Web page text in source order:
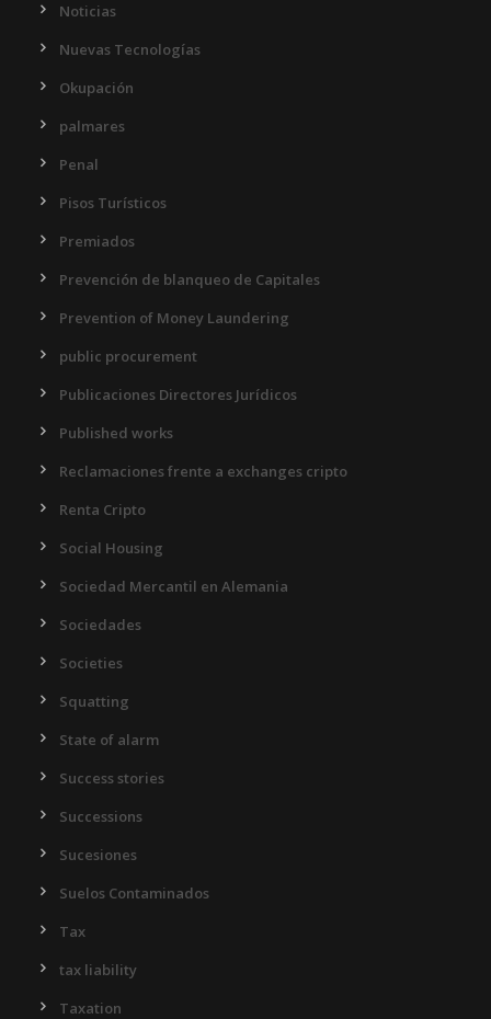
Noticias
Nuevas Tecnologías
Okupación
palmares
Penal
Pisos Turísticos
Premiados
Prevención de blanqueo de Capitales
Prevention of Money Laundering
public procurement
Publicaciones Directores Jurídicos
Published works
Reclamaciones frente a exchanges cripto
Renta Cripto
Social Housing
Sociedad Mercantil en Alemania
Sociedades
Societies
Squatting
State of alarm
Success stories
Successions
Sucesiones
Suelos Contaminados
Tax
tax liability
Taxation